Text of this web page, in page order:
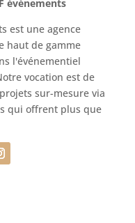
événements
est une agence
haut de gamme
l'événementiel
vocation est de
sur-mesure via
qui offrent plus que